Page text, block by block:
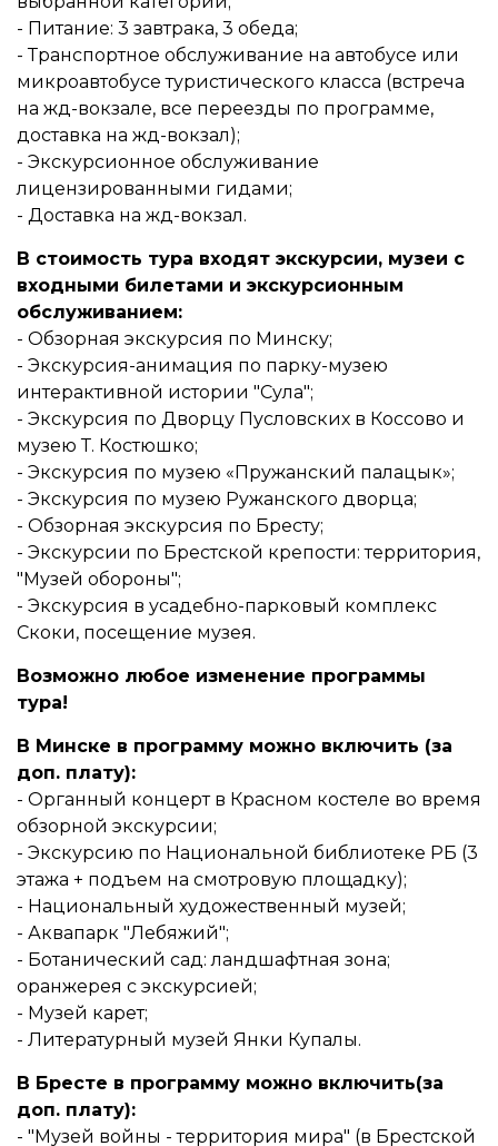
- Питание: 3 завтрака, 3 обеда;
- Транспортное обслуживание на автобусе или
микроавтобусе туристического класса (встреча
на жд-вокзале, все переезды по программе,
доставка на жд-вокзал);
- Экскурсионное обслуживание
лицензированными гидами;
- Доставка на жд-вокзал.
В стоимость тура входят экскурсии, музеи с
входными билетами и экскурсионным
обслуживанием:
- Обзорная экскурсия по Минску;
- Экскурсия-анимация по парку-музею
интерактивной истории "Сула";
- Экскурсия по Дворцу Пусловских в Коссово и
музею Т. Костюшко;
- Экскурсия по музею «Пружанский палацык»;
- Экскурсия по музею Ружанского дворца;
- Обзорная экскурсия по Бресту;
- Экскурсии по Брестской крепости: территория,
"Музей обороны";
- Экскурсия в усадебно-парковый комплекс
Скоки, посещение музея.
Возможно любое изменение программы
тура!
В Минске в программу можно включить (за
доп. плату):
- Органный концерт в Красном костеле во время
обзорной экскурсии;
- Экскурсию по Национальной библиотеке РБ (3
этажа + подъем на смотровую площадку);
- Национальный художественный музей;
- Аквапарк "Лебяжий";
- Ботанический сад: ландшафтная зона;
оранжерея с экскурсией;
- Музей карет;
- Литературный музей Янки Купалы.
В Бресте в программу можно включить(за
доп. плату):
- "Музей войны - территория мира" (в Брестской